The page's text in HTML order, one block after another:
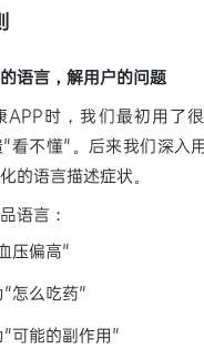
语言，解用户的问题
APP时，我们最初用了
看不懂"。后来我们深入
的语言描述症状。
语言：
压偏高"
怎么吃药"
可能的副作用"